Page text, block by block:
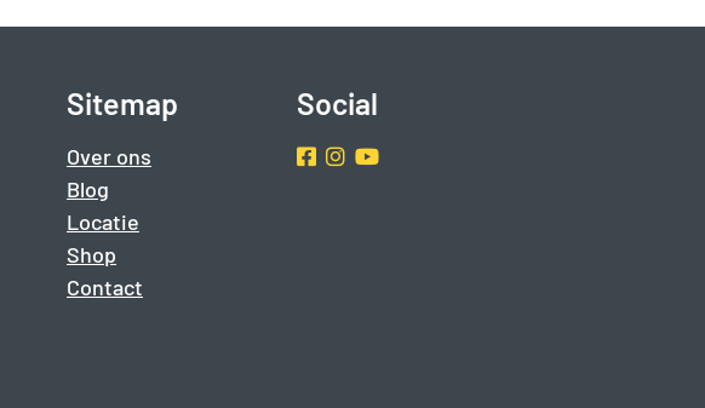
Sitemap
Over ons
Blog
Locatie
Shop
Contact
Social
Facebook
Instragram
Youtube